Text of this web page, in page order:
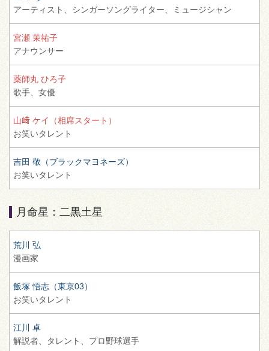
アーティスト、 シンガーソングライター、 ミュージシャン
宮瀬 茉祐子
アナウンサー
薬師丸 ひろ子
歌手、 女優
山﨑 ケイ（相席スタート）
お笑いタレント
吉田 敬（ブラックマヨネーズ）
お笑いタレント
月命星：二黒土星
荒川 弘
漫画家
飯塚 悟志（東京03）
お笑いタレント
江川 卓
解説者、
タレント、 プロ野球選手